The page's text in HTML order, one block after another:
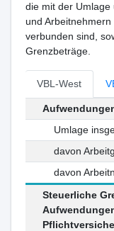
die mit der Umlage
und
verbunden sind,
Grenzbeträge.
VBL-West
Umlage
davon
davon
Steuerliche